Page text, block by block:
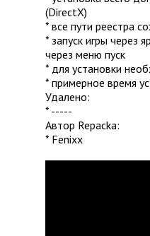
(DirectX)
* все пути реестра
* запуск игры через
через меню пуск
* для установки
* примерное время
Удалено:
* -----
Автор Repacka:
* Fenixx